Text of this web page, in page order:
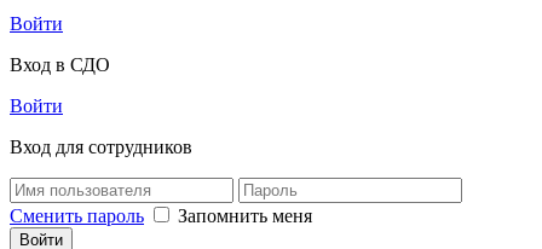
Войти
Вход в СДО
Войти
Вход для сотрудников
Сменить пароль Запомнить меня